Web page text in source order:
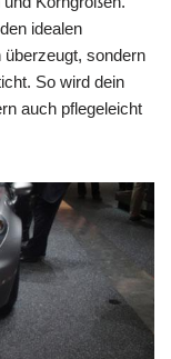
idealen
überzeugt, sondern
So wird dein
auch pflegeleicht